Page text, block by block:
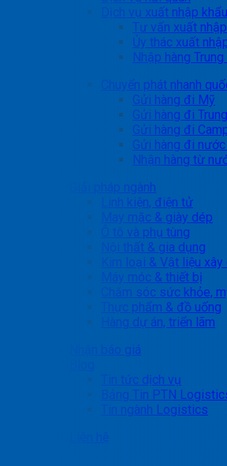
Dịch vụ xuất nhập khẩu
Tư vấn xuất
Ủy thác xuất
Nhập hàng
Chuyển phát nhanh
Gửi hàng đi Mỹ
Gửi hàng đi
Gửi hàng đi
Gửi hàng đi
Nhận hàng từ
Giải pháp ngành
Linh kiện, điện tử
May mặc & giày dép
Ô tô và phụ tùng
Nội thất & gia dụng
Kim loại & Vật liệu
Máy móc & thiết bị
Chăm sóc sức khỏe,
Thực phẩm & đồ uống
Hàng dự án, triển lãm
Nhận báo giá
Tin tức dịch vụ
Bảng Tin PTN
Tin ngành Logistics